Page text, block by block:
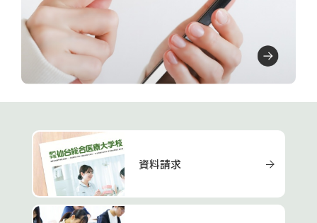
資料請求